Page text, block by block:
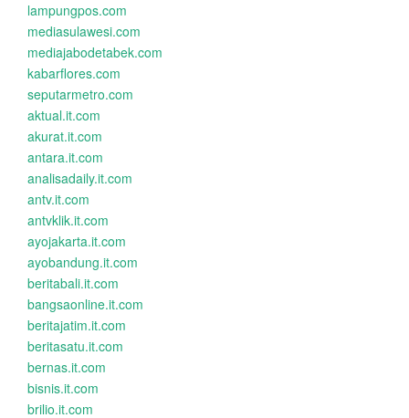
lampungpos.com
mediasulawesi.com
mediajabodetabek.com
kabarflores.com
seputarmetro.com
aktual.it.com
akurat.it.com
antara.it.com
analisadaily.it.com
antv.it.com
antvklik.it.com
ayojakarta.it.com
ayobandung.it.com
beritabali.it.com
bangsaonline.it.com
beritajatim.it.com
beritasatu.it.com
bernas.it.com
bisnis.it.com
brilio.it.com